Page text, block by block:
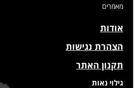
מאמרים
אודות
הצהרת נגישות
תקנון האתר
גילוי נאות